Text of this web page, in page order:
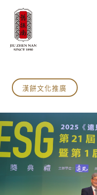
品牌故
歷史
認識
文化
24節
漢餅
漢餅
漢餅
文化
產品
產品
企業
預約
喜餅
企業
企業
永續
最新
聯絡
漢餅文化推廣